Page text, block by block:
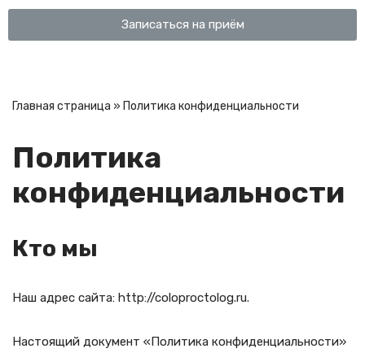
Записаться на приём
Главная страница » Политика конфиденциальности
Политика
конфиденциальности
Кто мы
Наш адрес сайта: http://coloproctolog.ru.
Настоящий документ «Политика конфиденциальности»